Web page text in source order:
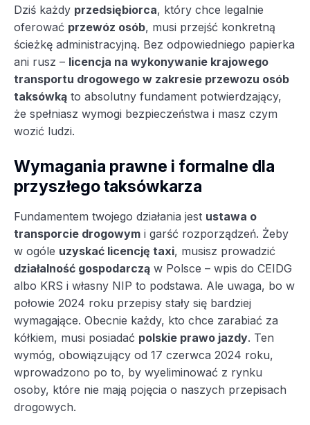
Dziś każdy przedsiębiorca, który chce legalnie
oferować przewóz osób, musi przejść konkretną
ścieżkę administracyjną. Bez odpowiedniego papierka
ani rusz – licencja na wykonywanie krajowego
transportu drogowego w zakresie przewozu osób
taksówką to absolutny fundament potwierdzający,
że spełniasz wymogi bezpieczeństwa i masz czym
wozić ludzi.
Wymagania prawne i formalne dla
przyszłego taksówkarza
Fundamentem twojego działania jest ustawa o
transporcie drogowym i garść rozporządzeń. Żeby
w ogóle uzyskać licencję taxi, musisz prowadzić
działalność gospodarczą w Polsce – wpis do CEIDG
albo KRS i własny NIP to podstawa. Ale uwaga, bo w
połowie 2024 roku przepisy stały się bardziej
wymagające. Obecnie każdy, kto chce zarabiać za
kółkiem, musi posiadać polskie prawo jazdy. Ten
wymóg, obowiązujący od 17 czerwca 2024 roku,
wprowadzono po to, by wyeliminować z rynku
osoby, które nie mają pojęcia o naszych przepisach
drogowych.